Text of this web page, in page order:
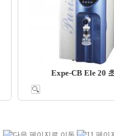
Expe-CB Ele 20